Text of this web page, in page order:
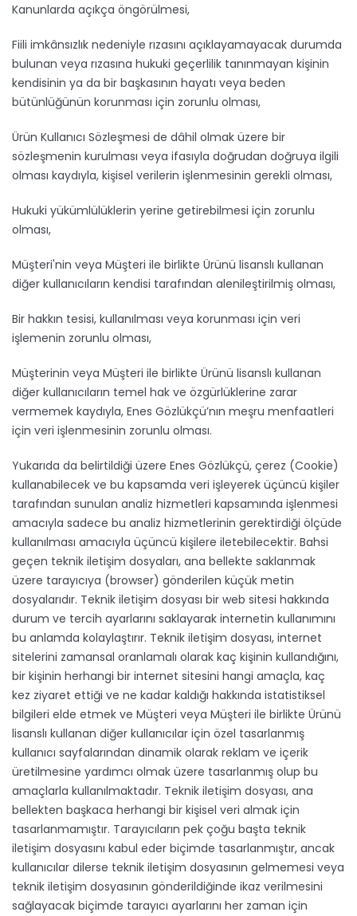
Kanunlarda açıkça öngörülmesi,
Fiili imkânsızlık nedeniyle rızasını açıklayamayacak durumda
bulunan veya rızasına hukuki geçerlilik tanınmayan kişinin
kendisinin ya da bir başkasının hayatı veya beden
bütünlüğünün korunması için zorunlu olması,
Ürün Kullanıcı Sözleşmesi de dâhil olmak üzere bir
sözleşmenin kurulması veya ifasıyla doğrudan doğruya ilgili
olması kaydıyla, kişisel verilerin işlenmesinin gerekli olması,
Hukuki yükümlülüklerin yerine getirebilmesi için zorunlu
olması,
Müşteri'nin veya Müşteri ile birlikte Ürünü lisanslı kullanan
diğer kullanıcıların kendisi tarafından alenileştirilmiş olması,
Bir hakkın tesisi, kullanılması veya korunması için veri
işlemenin zorunlu olması,
Müşterinin veya Müşteri ile birlikte Ürünü lisanslı kullanan
diğer kullanıcıların temel hak ve özgürlüklerine zarar
vermemek kaydıyla, Enes Gözlükçü’nın meşru menfaatleri
için veri işlenmesinin zorunlu olması.
Yukarıda da belirtildiği üzere Enes Gözlükçü, çerez (Cookie)
kullanabilecek ve bu kapsamda veri işleyerek üçüncü kişiler
tarafından sunulan analiz hizmetleri kapsamında işlenmesi
amacıyla sadece bu analiz hizmetlerinin gerektirdiği ölçüde
kullanılması amacıyla üçüncü kişilere iletebilecektir. Bahsi
geçen teknik iletişim dosyaları, ana bellekte saklanmak
üzere tarayıcıya (browser) gönderilen küçük metin
dosyalarıdır. Teknik iletişim dosyası bir web sitesi hakkında
durum ve tercih ayarlarını saklayarak internetin kullanımını
bu anlamda kolaylaştırır. Teknik iletişim dosyası, internet
sitelerini zamansal oranlamalı olarak kaç kişinin kullandığını,
bir kişinin herhangi bir internet sitesini hangi amaçla, kaç
kez ziyaret ettiği ve ne kadar kaldığı hakkında istatistiksel
bilgileri elde etmek ve Müşteri veya Müşteri ile birlikte Ürünü
lisanslı kullanan diğer kullanıcılar için özel tasarlanmış
kullanıcı sayfalarından dinamik olarak reklam ve içerik
üretilmesine yardımcı olmak üzere tasarlanmış olup bu
amaçlarla kullanılmaktadır. Teknik iletişim dosyası, ana
bellekten başkaca herhangi bir kişisel veri almak için
tasarlanmamıştır. Tarayıcıların pek çoğu başta teknik
iletişim dosyasını kabul eder biçimde tasarlanmıştır, ancak
kullanıcılar dilerse teknik iletişim dosyasının gelmemesi veya
teknik iletişim dosyasının gönderildiğinde ikaz verilmesini
sağlayacak biçimde tarayıcı ayarlarını her zaman için